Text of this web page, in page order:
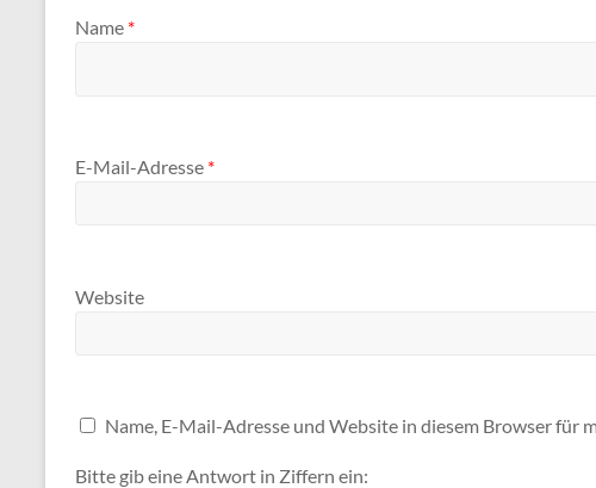
Name *
E-Mail-Adresse *
Website
Name, E-Mail-Adresse und Website in diesem Browser für
Bitte gib eine Antwort in Ziffern ein: